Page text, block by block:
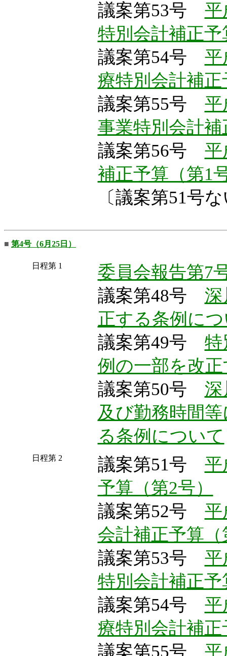
議案第53号 平
特別会計補正
議案第54号 平
療特別会計補
議案第55号 平
事業特別会計
議案第56号 平
補正予算（第1
〔議案第51号
■ 第4号（6月25日）
日程第 1
委員会報告第7
議案第48号 深
正する条例に
議案第49号 特
例の一部を改
議案第50号 深
及び勤務時間
る条例について
日程第 2 議案第51号 平
予算（第2号）
議案第52号 平
会計補正予算（
議案第53号 平
特別会計補正
議案第54号 平
療特別会計補
議案第55号 平